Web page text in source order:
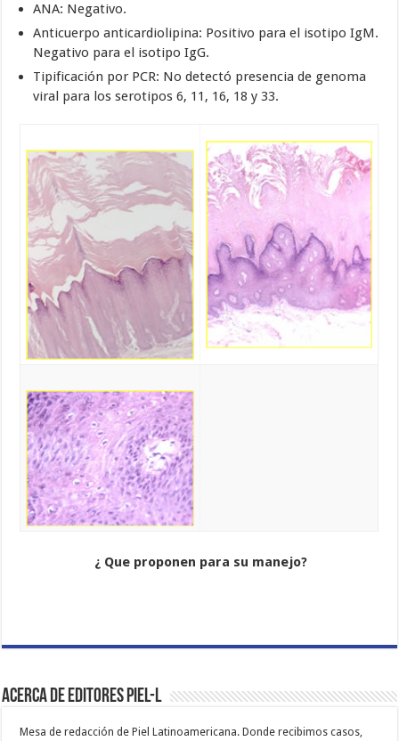
ANA: Negativo.
Anticuerpo anticardiolipina: Positivo para el isotipo IgM.
Negativo para el isotipo IgG.
Tipificación por PCR: No detectó presencia de genoma
viral para los serotipos 6, 11, 16, 18 y 33.
¿ Que proponen para su manejo?
Acerca de Editores PIEL-L
Mesa de redacción de Piel Latinoamericana. Donde recibimos casos,